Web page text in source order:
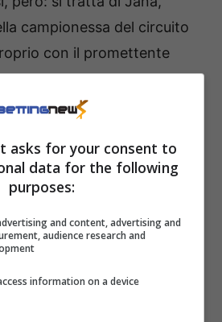
campionessa del circuito
con il promettente
Badosa spiega tutto. Ha
al volo questa
con l’ex numero 2 del
a non farlo, anzi.
asks for your consent to
data for the following
purposes:
and content, advertising and
audience research and
information on a device